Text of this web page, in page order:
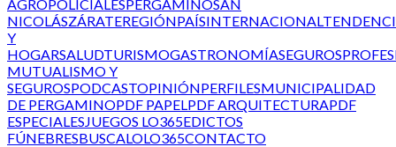
AGROPOLICIALESPERGAMINOSAN
NICOLÁSZÁRATEREGIÓNPAÍSINTERNACIONAL
Y
HOGARSALUDTURISMOGASTRONOMÍASEGUROS
MUTUALISMO Y
SEGUROSPODCASTOPINIÓNPERFILESMUNICIPALIDAD
DE PERGAMINOPDF PAPELPDF ARQUITECTURAPDF
ESPECIALESJUEGOS LO365EDICTOS
FÚNEBRESBUSCALOLO365CONTACTO